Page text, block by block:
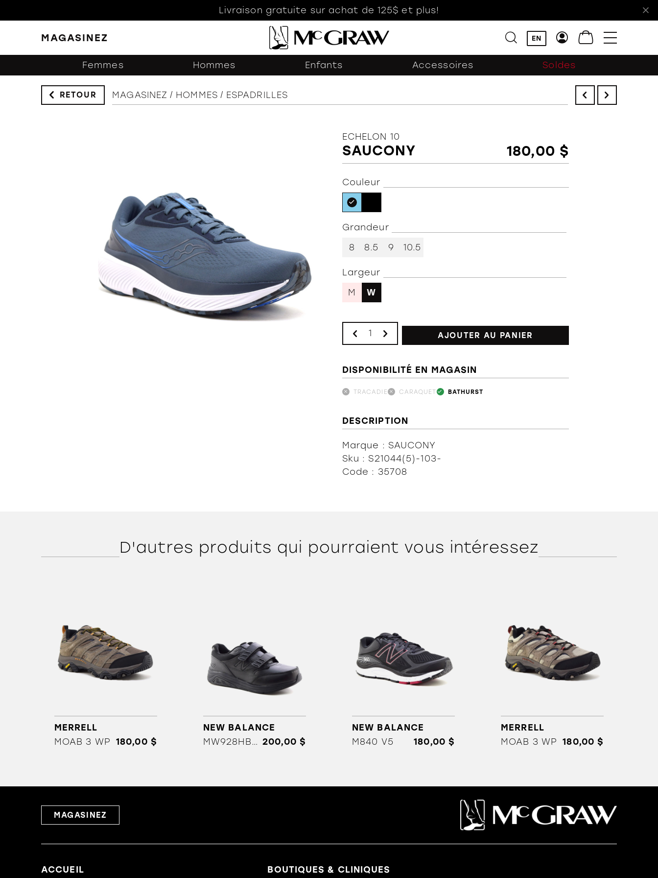
Livraison gratuite sur achat de 125$ et plus!
MAGASINEZ
FILTRES
EN
ORTHÈSES MARQUES
Femmes Hommes Enfants Accessoires Soldes
RETOUR MAGASINEZ HOMMES ESPADRILLES
ECHELON 10
SAUCONY 180,00 $
Couleur
Grandeur
8
8.5 9 10.5
Largeur
M
W
AJOUTER AU PANIER
DISPONIBILITÉ EN MAGASIN
TRACADIE CARAQUET BATHURST
DESCRIPTION
Marque : SAUCONY
Sku : S21044(5)-103-
Code : 35708
D'autres produits qui pourraient vous intéressez
MERRELL
MOAB 3 WP 180,00 $
NEW BALANCE
MW928HB2(3) 200,00 $
NEW BALANCE
M840 V5
180,00 $
MERRELL
MOAB 3 WP
180,00 $
MAGASINEZ
ACCUEIL BOUTIQUES & CLINIQUES